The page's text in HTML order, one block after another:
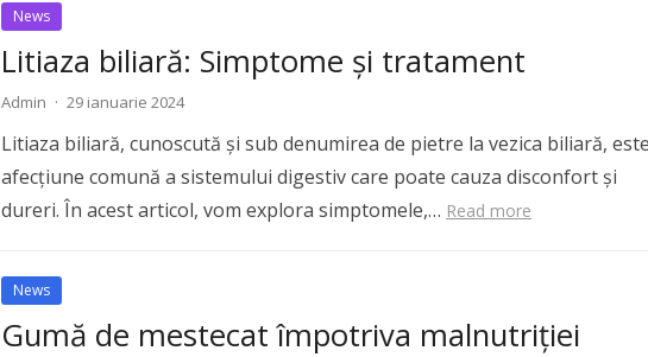
News
Litiaza biliară: Simptome și tratament
Admin · 29 ianuarie 2024
Litiaza biliară, cunoscută și sub denumirea de pietre la vezica biliară,
afecțiune comună a sistemului digestiv care poate cauza disconfort și
dureri. În acest articol, vom explora simptomele,… Read more
News
Gumă de mestecat împotriva malnutriției